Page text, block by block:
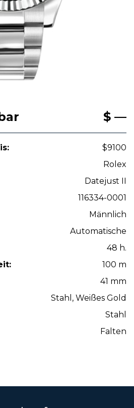
$ —
$9100
Rolex
Datejust II
116334-0001
Männlich
Automatische
48 h.
100 m
41 mm
Stahl, Weißes Gold
Stahl
Falten